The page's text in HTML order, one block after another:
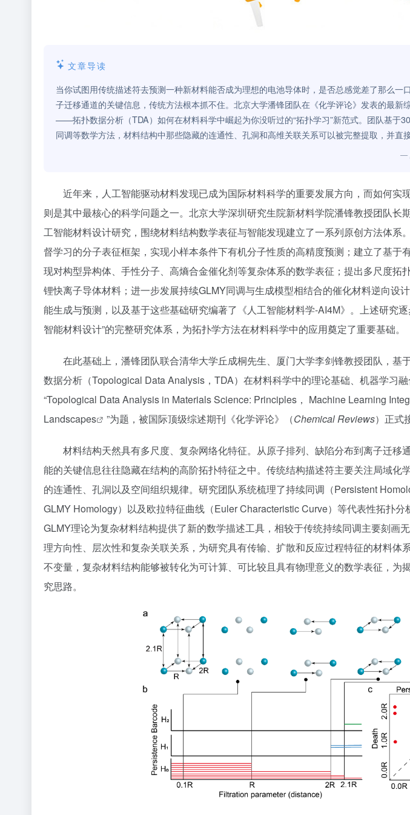
文章导读
当你试图用传统描述符去预测一种新材料能否成为理想的电池导体时，是否总感觉差了那么一
子迁移通道的关键信息，传统方法根本抓不住。北京大学潘锋团队在《化学评论》发表的最新
——拓扑数据分析（TDA）如何在材料科学中崛起为你没听过的“拓扑学习”新范式。团队基于
同调等数学方法，材料结构中那些隐藏的连通性、孔洞和高维关联关系可以被完整提取，并直
—
近年来，人工智能驱动材料发现已成为国际材料科学的重要发展方向，而如何实
则是其中最核心的科学问题之一。北京大学深圳研究生院新材料学院潘锋教授团队长
工智能材料设计研究，围绕材料结构数学表征与智能发现建立了一系列原创方法体系
督学习的分子表征框架，实现小样本条件下有机分子性质的高精度预测；建立了基于
现对构型异构体、手性分子、高熵合金催化剂等复杂体系的数学表征；提出多尺度拓
锂快离子导体材料；进一步发展持续GLMY同调与生成模型相结合的催化材料逆向设
能生成与预测，以及基于这些基础研究编著了《人工智能材料学-AI4M》。上述研究
智能材料设计”的完整研究体系，为拓扑学方法在材料科学中的应用奠定了重要基础。
在此基础上，潘锋团队联合清华大学丘成桐先生、厦门大学李剑锋教授团队，基
数据分析（Topological Data Analysis，TDA）在材料科学中的理论基础、机器学习
“Topological Data Analysis in Materials Science: Principles， Machine Learning
Landscapes
”为题，被国际顶级综述期刊《化学评论》（Chemical Reviews）正式
材料结构天然具有多尺度、复杂网络化特征。从原子排列、缺陷分布到离子迁移
能的关键信息往往隐藏在结构的高阶拓扑特征之中。传统结构描述符主要关注局域化
的连通性、孔洞以及空间组织规律。研究团队系统梳理了持续同调（Persistent
GLMY Homology）以及欧拉特征曲线（Euler Characteristic Curve）等代表性拓扑
GLMY理论为复杂材料结构提供了新的数学描述工具，相较于传统持续同调主要刻画
理方向性、层次性和复杂关联关系，为研究具有传输、扩散和反应过程特征的材料体
不变量，复杂材料结构能够被转化为可计算、可比较且具有物理意义的数学表征，
究思路。